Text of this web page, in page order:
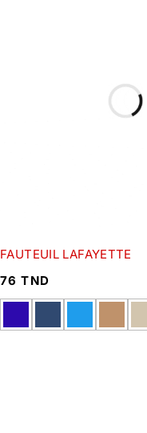
FAUTEUIL LAFAYETTE
76TND